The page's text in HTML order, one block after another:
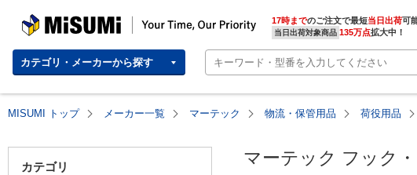
MISUMI | Your Time, Our Priority 17時までのご注文で最短当日出荷
当日出荷対象商品 135万点拡大中！
カテゴリ・メーカーから探す
MISUMI トップ メーカー一覧 マーテック 物流・保管用品 荷役用品
カテゴリ マーテック フック